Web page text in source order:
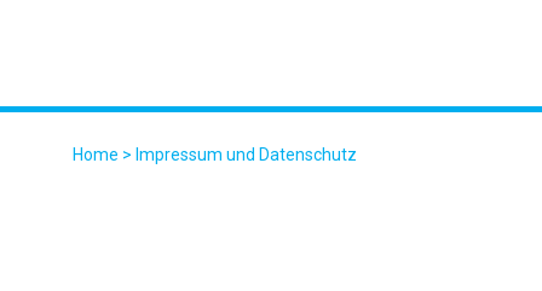
Home > Impressum und Datenschutz